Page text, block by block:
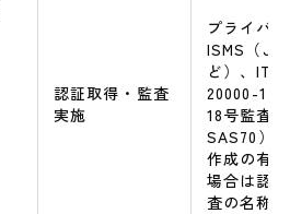
認証取得・監査
実施
プライバ
ISMS（
ど）、
20000-1な
18号監査
SAS70）
作成の有
場合は認
査の名称